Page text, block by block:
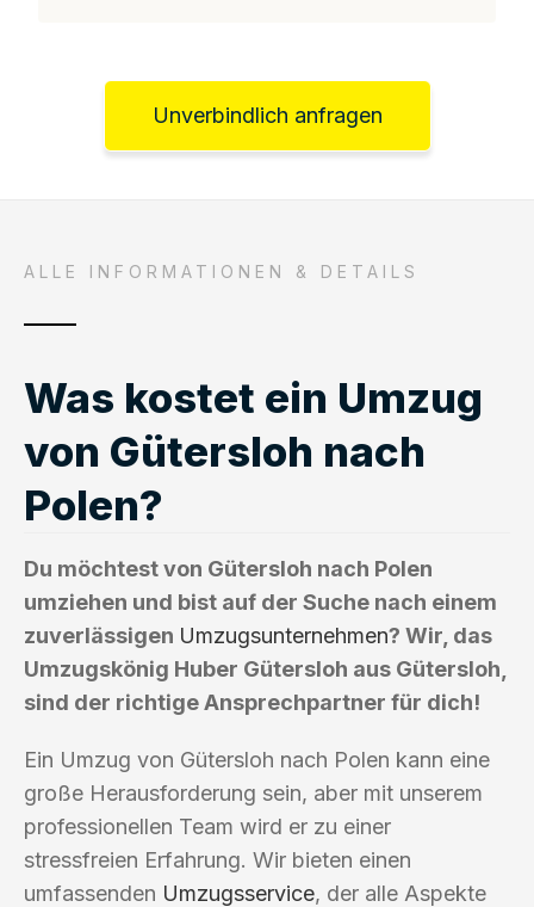
Unverbindlich anfragen
ALLE INFORMATIONEN & DETAILS
Was kostet ein Umzug
von Gütersloh nach
Polen?
Du möchtest von Gütersloh nach Polen
umziehen und bist auf der Suche nach einem
zuverlässigen Umzugsunternehmen? Wir, das
Umzugskönig Huber Gütersloh aus Gütersloh,
sind der richtige Ansprechpartner für dich!
Ein Umzug von Gütersloh nach Polen kann eine
große Herausforderung sein, aber mit unserem
professionellen Team wird er zu einer
stressfreien Erfahrung. Wir bieten einen
umfassenden Umzugsservice, der alle Aspekte